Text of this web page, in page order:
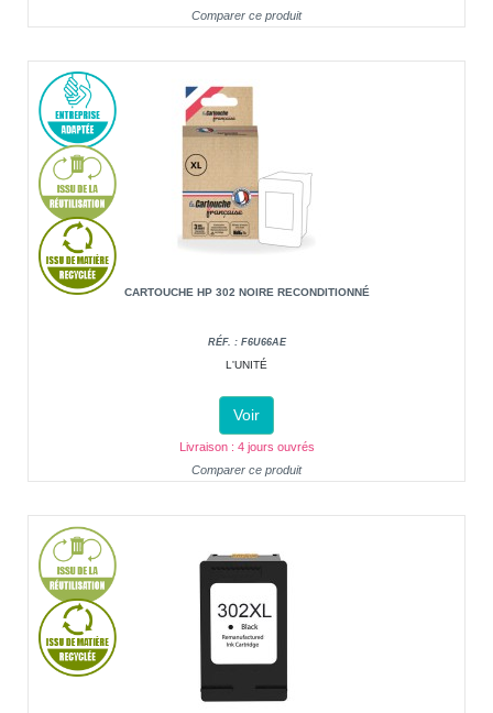
Comparer ce produit
CARTOUCHE HP 302 NOIRE RECONDITIONNÉ
RÉF. : F6U66AE
L'UNITÉ
Voir
Livraison : 4 jours ouvrés
Comparer ce produit